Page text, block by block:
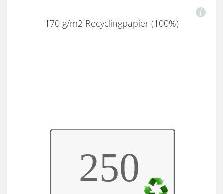
170 g/m2 Recyclingpapier (100%)